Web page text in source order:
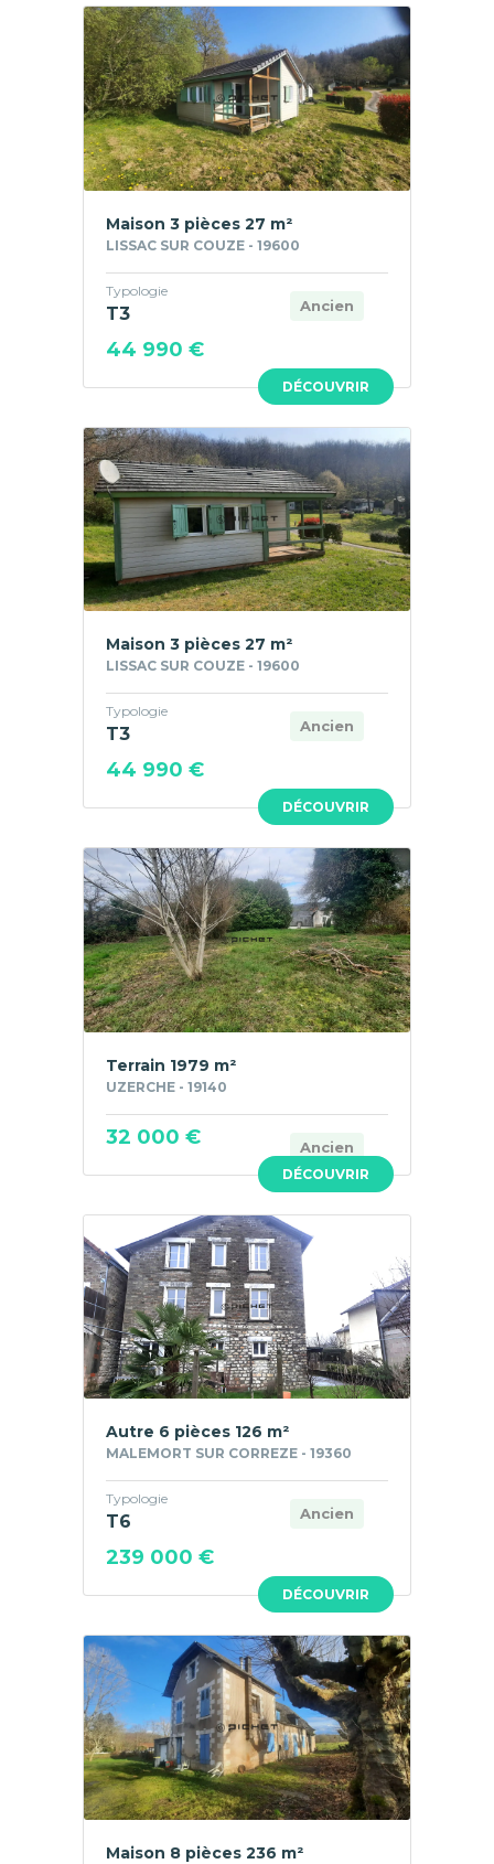
DÉCOUVRIR
Maison 3 pièces 27 m²
LISSAC SUR COUZE - 19600
Ancien
Typologie
T3
44 990 €
DÉCOUVRIR
Maison 3 pièces 27 m²
LISSAC SUR COUZE - 19600
Ancien
Typologie
T3
44 990 €
DÉCOUVRIR
Terrain 1979 m²
UZERCHE - 19140
Ancien
32 000 €
DÉCOUVRIR
Autre 6 pièces 126 m²
MALEMORT SUR CORREZE - 19360
Ancien
Typologie
T6
239 000 €
Maison 8 pièces 236 m²